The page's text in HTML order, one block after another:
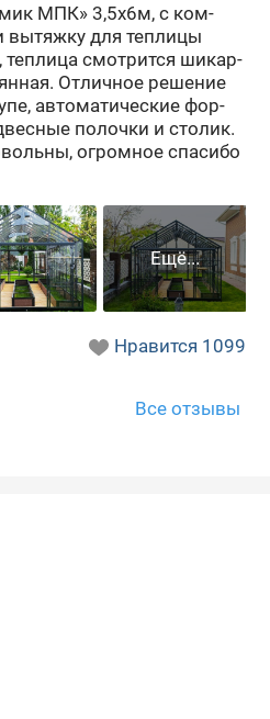
МПК» 3,5х6м, с ком­
вы­тяж­ку для теп­ли­цы
теп­ли­ца смот­рит­ся ши­кар­
От­лич­ное ре­ше­ние
ав­то­ма­ти­че­ские фор­
по­лоч­ки и сто­лик.
огром­ное спа­си­бо
Нравится 1099
Все отзывы